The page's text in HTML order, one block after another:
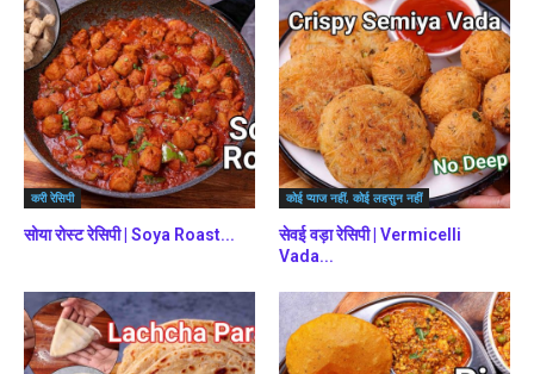
करी रेसिपी
सोया रोस्ट रेसिपी | Soya Roast...
कोई प्याज नहीं, कोई लहसुन नहीं
सेवई वड़ा रेसिपी | Vermicelli
Vada...